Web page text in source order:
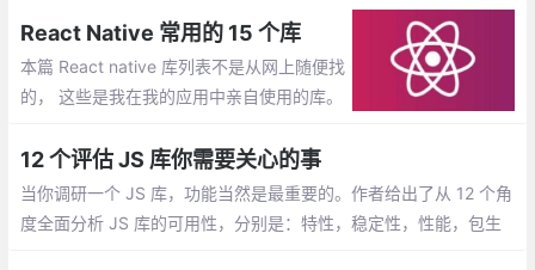
个工具
React Native 常用的 15 个库
本篇 React native 库列表不是从网上随便找
的， 这些是我在我的应用中亲自使用的库。
研究并在我的程序中尝试后，我选择了这些
库。
12 个评估 JS 库你需要关心的事
当你调研一个 JS 库，功能当然是最重要的。作者给出了从 12 个角
度全面分析 JS 库的可用性，分别是：特性，稳定性，性能，包生